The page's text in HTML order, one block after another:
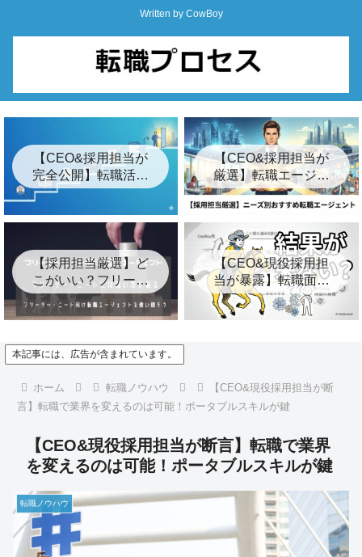
Written by CowBoy
【CEO&採用担当が
完全公開】転職活動
の始め方ロードマッ
順」
【CEO&採用担当が
厳選】転職エージェ
ントおすすめ24選&
裏事情【2026年最
【採用担当厳選】ど
こがいい？フリータ
ー・ニート向けおす
すめ転職エージェン
【CEO&現役採用担
当が暴露】転職面接
の結果が遅い3つの裏
事情とは？【キー
本記事には、広告が含まれています。
ホーム 転職ノウハウ
【CEO&現役採用担当が断
言】転職で業界を変えるのは可能！ポータブルスキルが鍵
【CEO&現役採用担当が断言】転職で業界
を変えるのは可能！ポータブルスキルが鍵
転職ノウハウ